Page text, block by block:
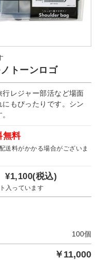
トーンロゴ
レジャー部活など場面
もぴったりです。シン
無料
送料がかかる場合がございま
¥1,100(税込)
入っています
100個
￥ 11,000